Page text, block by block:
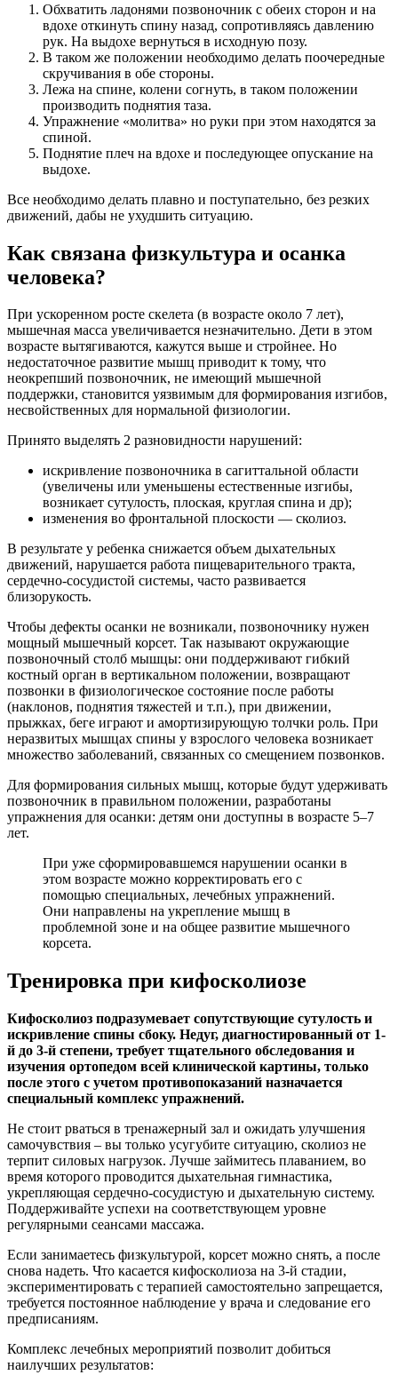
Обхватить ладонями позвоночник с обеих сторон и на
вдохе откинуть спину назад, сопротивляясь давлению
рук. На выдохе вернуться в исходную позу.
В таком же положении необходимо делать поочередные
скручивания в обе стороны.
Лежа на спине, колени согнуть, в таком положении
производить поднятия таза.
Упражнение «молитва» но руки при этом находятся за
спиной.
Поднятие плеч на вдохе и последующее опускание на
выдохе.
Все необходимо делать плавно и поступательно, без резких
движений, дабы не ухудшить ситуацию.
Как связана физкультура и осанка
человека?
При ускоренном росте скелета (в возрасте около 7 лет),
мышечная масса увеличивается незначительно. Дети в этом
возрасте вытягиваются, кажутся выше и стройнее. Но
недостаточное развитие мышц приводит к тому, что
неокрепший позвоночник, не имеющий мышечной
поддержки, становится уязвимым для формирования изгибов,
несвойственных для нормальной физиологии.
Принято выделять 2 разновидности нарушений:
искривление позвоночника в сагиттальной области
(увеличены или уменьшены естественные изгибы,
возникает сутулость, плоская, круглая спина и др);
изменения во фронтальной плоскости — сколиоз.
В результате у ребенка снижается объем дыхательных
движений, нарушается работа пищеварительного тракта,
сердечно-сосудистой системы, часто развивается
близорукость.
Чтобы дефекты осанки не возникали, позвоночнику нужен
мощный мышечный корсет. Так называют окружающие
позвоночный столб мышцы: они поддерживают гибкий
костный орган в вертикальном положении, возвращают
позвонки в физиологическое состояние после работы
(наклонов, поднятия тяжестей и т.п.), при движении,
прыжках, беге играют и амортизирующую толчки роль. При
неразвитых мышцах спины у взрослого человека возникает
множество заболеваний, связанных со смещением позвонков.
Для формирования сильных мышц, которые будут удерживать
позвоночник в правильном положении, разработаны
упражнения для осанки: детям они доступны в возрасте 5–7
лет.
При уже сформировавшемся нарушении осанки в
этом возрасте можно корректировать его с
помощью специальных, лечебных упражнений.
Они направлены на укрепление мышц в
проблемной зоне и на общее развитие мышечного
корсета.
Тренировка при кифосколиозе
Кифосколиоз подразумевает сопутствующие сутулость и
искривление спины сбоку. Недуг, диагностированный от 1-
й до 3-й степени, требует тщательного обследования и
изучения ортопедом всей клинической картины, только
после этого с учетом противопоказаний назначается
специальный комплекс упражнений.
Не стоит рваться в тренажерный зал и ожидать улучшения
самочувствия – вы только усугубите ситуацию, сколиоз не
терпит силовых нагрузок. Лучше займитесь плаванием, во
время которого проводится дыхательная гимнастика,
укрепляющая сердечно-сосудистую и дыхательную систему.
Поддерживайте успехи на соответствующем уровне
регулярными сеансами массажа.
Если занимаетесь физкультурой, корсет можно снять, а после
снова надеть. Что касается кифосколиоза на 3-й стадии,
экспериментировать с терапией самостоятельно запрещается,
требуется постоянное наблюдение у врача и следование его
предписаниям.
Комплекс лечебных мероприятий позволит добиться
наилучших результатов: